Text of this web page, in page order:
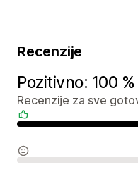
Recenzije
Pozitivno: 100 %
Recenzije za sve